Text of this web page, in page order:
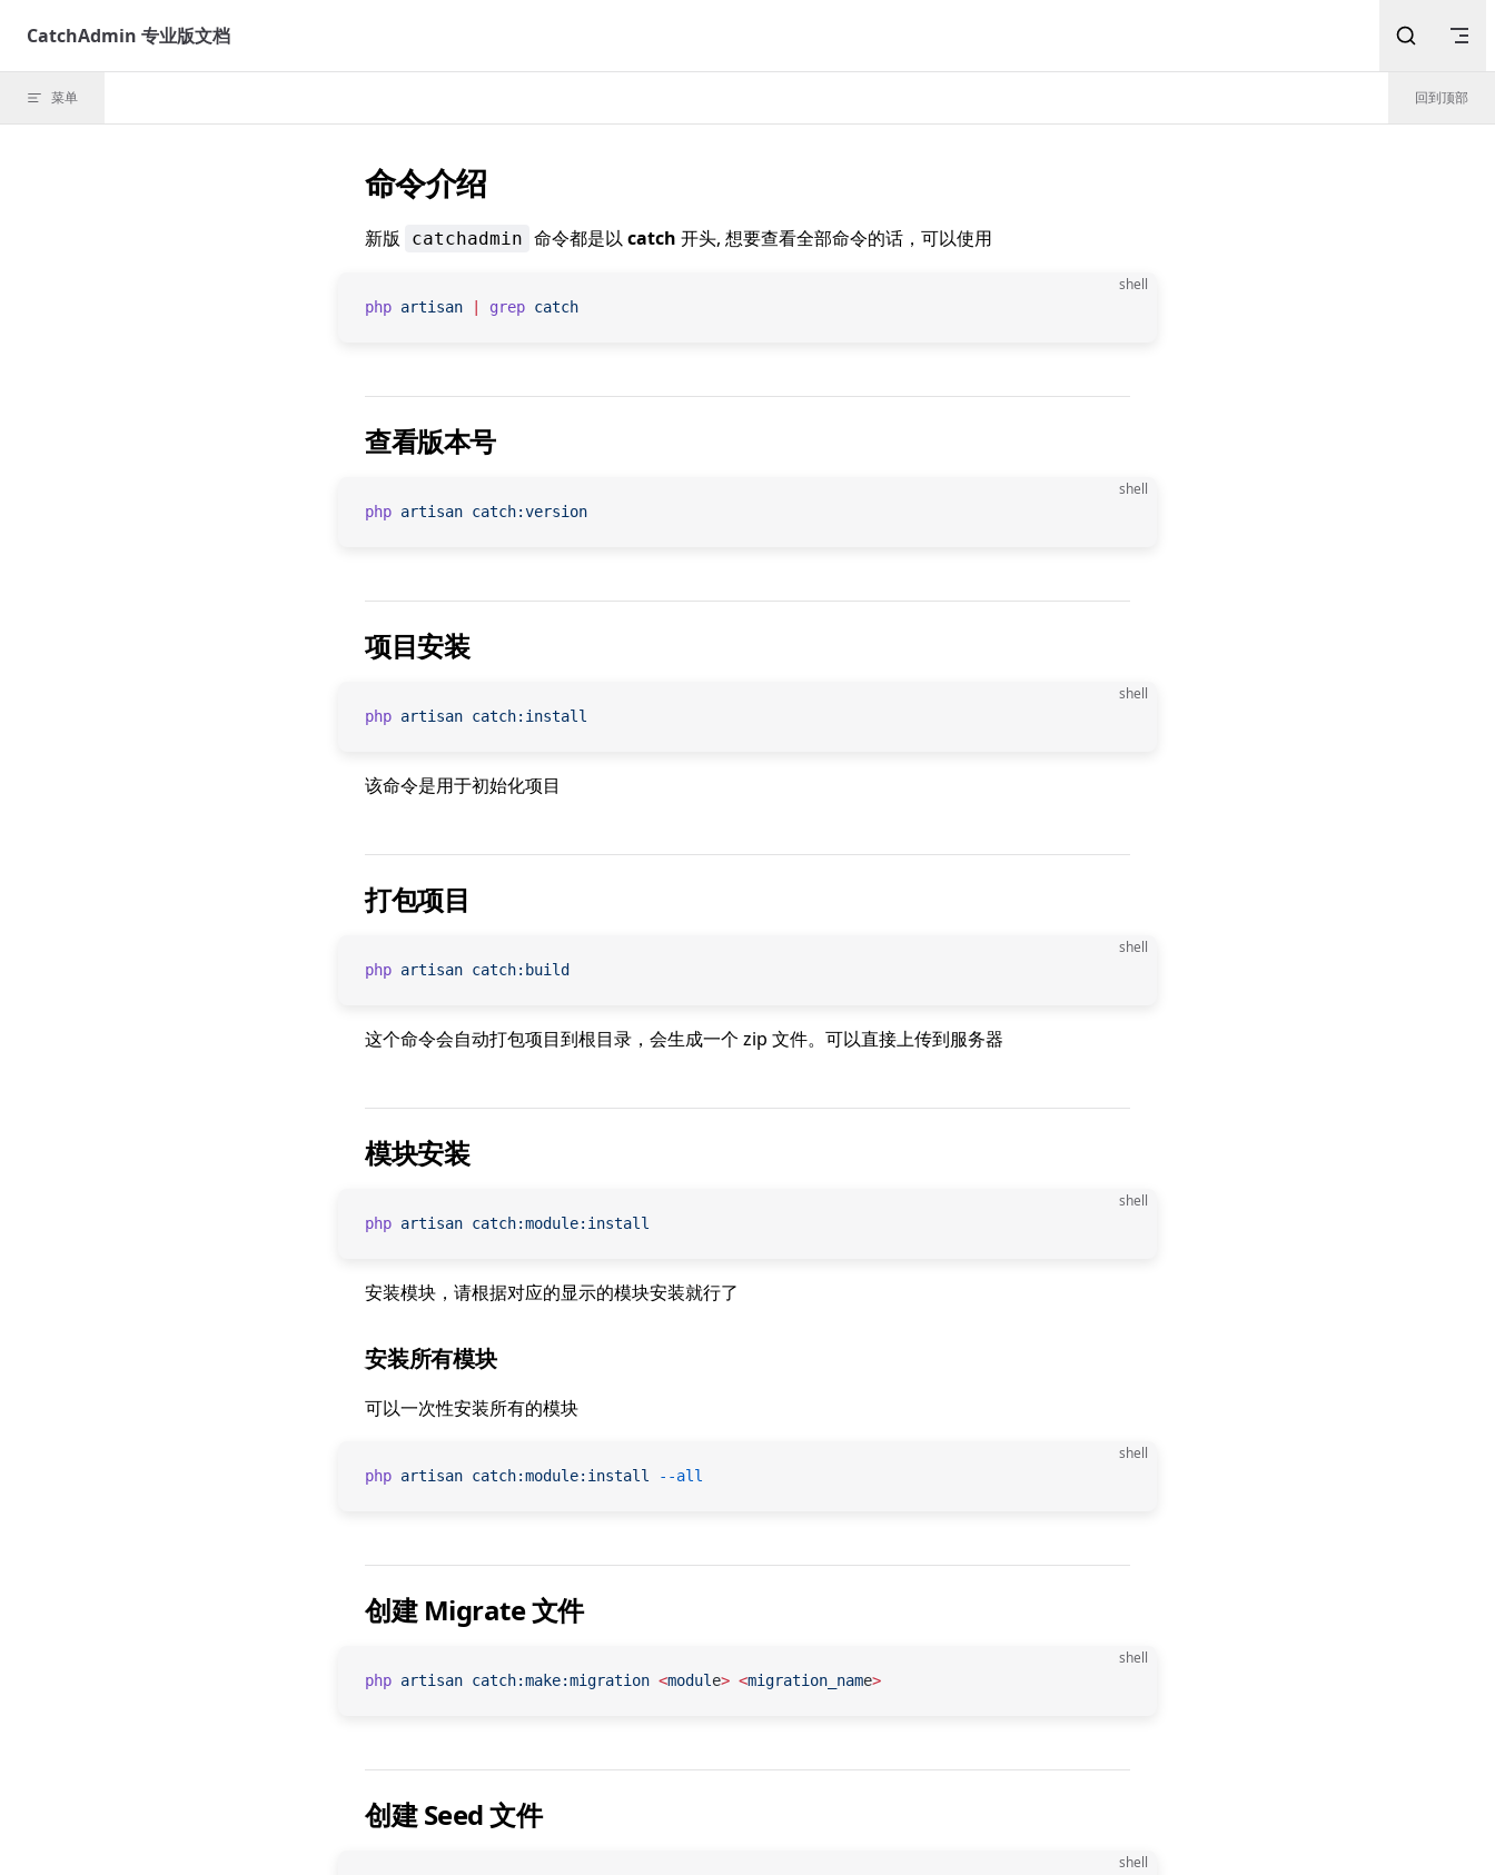
Skip to content
CatchAdmin 专业版文档
菜单 回到顶部
命令介绍
新版 catchadmin 命令都是以 catch 开头, 想要查看全部命令的话，可以使用
shell
php artisan grep catch
查看版本号
shell
php artisan catch:version
项目安装
shell
php artisan catch:install
该命令是用于初始化项目
打包项目
shell
php artisan catch:build
这个命令会自动打包项目到根目录，会生成一个 zip 文件。可以直接上传到服务器
模块安装
shell
php artisan catch:module:install
安装模块，请根据对应的显示的模块安装就行了
安装所有模块
可以一次性安装所有的模块
shell
php artisan catch:module:install --all
创建 Migrate 文件
shell
php artisan catch:make:migration <modul e> <migration_name>
创建 Seed 文件
shell